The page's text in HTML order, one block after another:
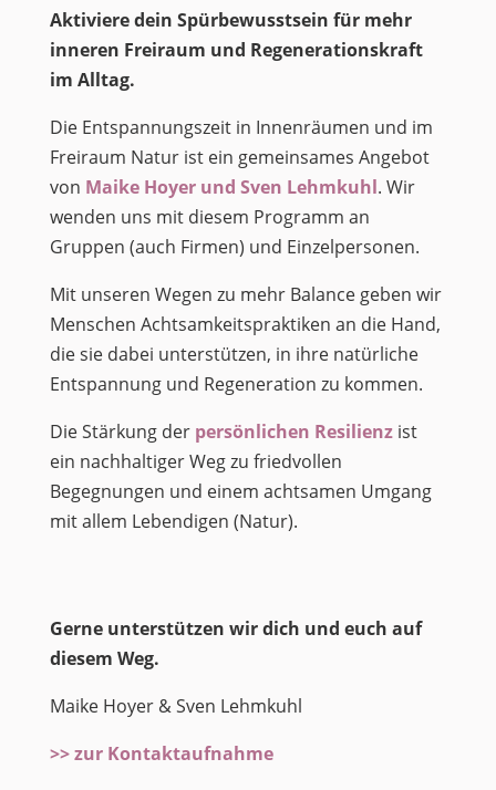
Aktiviere dein Spürbewusstsein für mehr
inneren Freiraum und Regenerationskraft
im Alltag.
Die Entspannungszeit in Innenräumen und im
Freiraum Natur ist ein gemeinsames Angebot
von Maike Hoyer und Sven Lehmkuhl. Wir
wenden uns mit diesem Programm an
Gruppen (auch Firmen) und Einzelpersonen.
Mit unseren Wegen zu mehr Balance geben wir
Menschen Achtsamkeitspraktiken an die Hand,
die sie dabei unterstützen, in ihre natürliche
Entspannung und Regeneration zu kommen.
Die Stärkung der persönlichen Resilienzist
ein nachhaltiger Weg zu friedvollen
Begegnungen und einem achtsamen Umgang
mit allem Lebendigen (Natur).
Gerne unterstützen wir dich und euch auf
diesem Weg.
Maike Hoyer & Sven Lehmkuhl
>> zur Kontaktaufnahme